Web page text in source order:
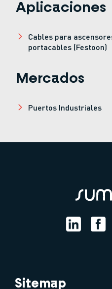
Aplicaciones
Cables para
portacables (Festoon)
Mercados
Puertos Industriales
Sitemap